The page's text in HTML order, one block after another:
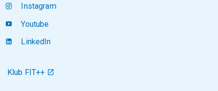
Instagram
Youtube
LinkedIn
Klub FIT++